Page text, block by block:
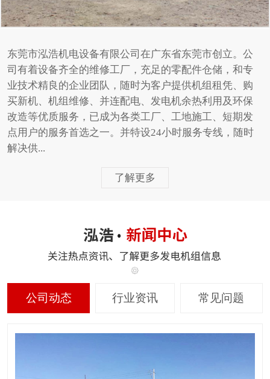
东莞市泓浩机电设备有限公司在广东省东莞市创立。公
司有着设备齐全的维修工厂，充足的零配件仓储，和专
业技术精良的企业团队，随时为客户提供机组租凭、购
买新机、机组维修、并连配电、发电机余热利用及环保
改造等优质服务，已成为各类工厂、工地施工、短期发
点用户的服务首选之一。并特设24小时服务专线，随时
解决供...
了解更多
公司动态 行业资讯 常见问题